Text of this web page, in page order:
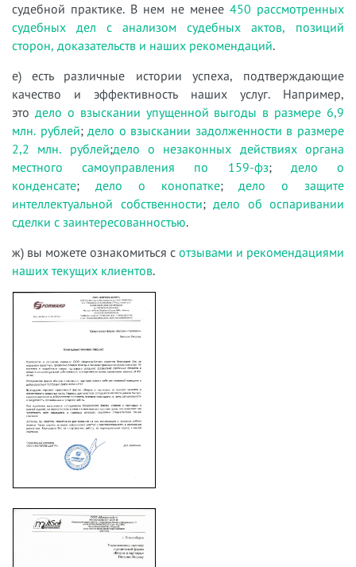
судебной практике. В нем не менее 450 рассмотренных
судебных дел с анализом судебных актов, позиций
сторон, доказательств и наших рекомендаций.
е) есть различные истории успеха, подтверждающие
качество и эффективность наших услуг. Например,
это дело о взыскании упущенной выгоды в размере 6,9
млн. рублей;дело о взыскании задолженности в размере
2,2 млн. рублей;дело о незаконных действиях органа
местного самоуправления по 159-фз; дело о
конденсате; дело о конопатке;дело о защите
интеллектуальной собственности; дело об оспаривании
сделки с заинтересованностью.
ж) вы можете ознакомиться с отзывами и рекомендациями
наших текущих клиентов.